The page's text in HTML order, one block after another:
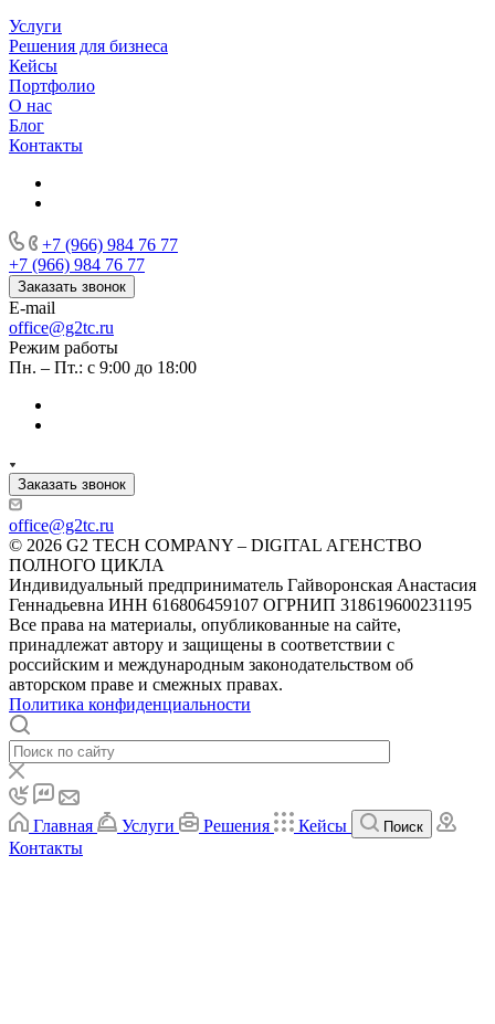
Услуги
Решения для бизнеса
Кейсы
Портфолио
О нас
Блог
Контакты
+7 (966) 984 76 77
+7 (966) 984 76 77
Заказать звонок
E-mail
office@g2tc.ru
Режим работы
Пн. – Пт.: с 9:00 до 18:00
Заказать звонок
office@g2tc.ru
© 2026 G2 TECH COMPANY – DIGITAL АГЕНСТВО
ПОЛНОГО ЦИКЛА
Индивидуальный предприниматель Гайворонская Анастасия
Геннадьевна ИНН 616806459107 ОГРНИП 318619600231195
Все права на материалы, опубликованные на сайте,
принадлежат автору и защищены в соответствии с
российским и международным законодательством об
авторском праве и смежных правах.
Политика конфиденциальности
Главная Услуги Решения Кейсы Поиск
Контакты